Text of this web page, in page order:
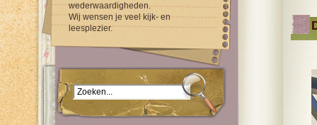
wederwaardigheden.
Wij wensen je veel kijk- en
leesplezier.